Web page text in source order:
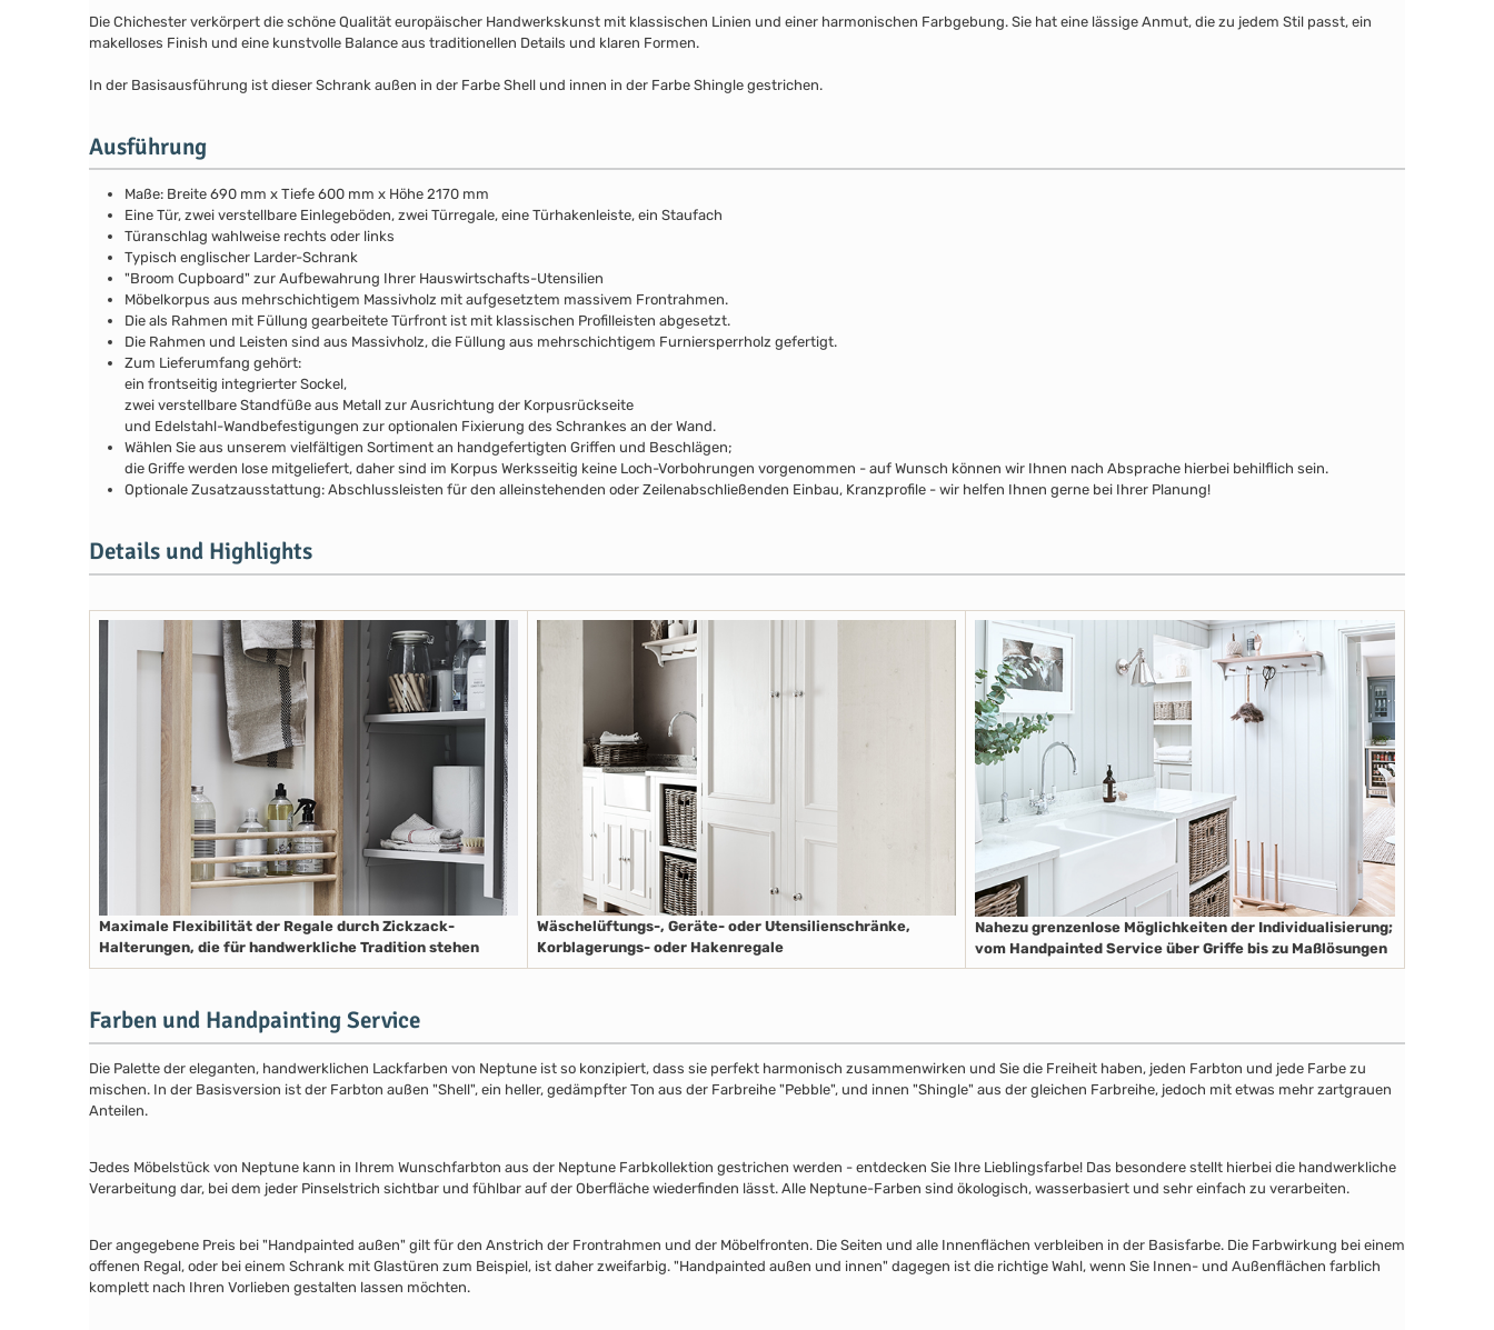
Die Chichester verkörpert die schöne Qualität europäischer Handwerkskunst mit klassischen Linien und einer harmonischen Farbgebung. Sie hat eine lässige Anmut, die zu jedem Stil passt, ein
makelloses Finish und eine kunstvolle Balance aus traditionellen Details und klaren Formen.
In der Basisausführung ist dieser Schrank außen in der Farbe Shell und innen in der Farbe Shingle gestrichen.
Ausführung
Maße: Breite 690 mm x Tiefe 600 mm x Höhe 2170 mm
Eine Tür, zwei verstellbare Einlegeböden, zwei Türregale, eine Türhakenleiste, ein Staufach
Türanschlag wahlweise rechts oder links
Typisch englischer Larder-Schrank
"Broom Cupboard" zur Aufbewahrung Ihrer Hauswirtschafts-Utensilien
Möbelkorpus aus mehrschichtigem Massivholz mit aufgesetztem massivem Frontrahmen.
Die als Rahmen mit Füllung gearbeitete Türfront ist mit klassischen Profilleisten abgesetzt.
Die Rahmen und Leisten sind aus Massivholz, die Füllung aus mehrschichtigem Furniersperrholz gefertigt.
Zum Lieferumfang gehört:
ein frontseitig integrierter Sockel,
zwei verstellbare Standfüße aus Metall zur Ausrichtung der Korpusrückseite
und Edelstahl-Wandbefestigungen zur optionalen Fixierung des Schrankes an der Wand.
Wählen Sie aus unserem vielfältigen Sortiment an handgefertigten Griffen und Beschlägen;
die Griffe werden lose mitgeliefert, daher sind im Korpus Werksseitig keine Loch-Vorbohrungen vorgenommen - auf Wunsch können wir Ihnen nach Absprache hierbei behilflich sein.
Optionale Zusatzausstattung: Abschlussleisten für den alleinstehenden oder Zeilenabschließenden Einbau, Kranzprofile - wir helfen Ihnen gerne bei Ihrer Planung!
Details und Highlights
Maximale Flexibilität der Regale durch Zickzack-
Halterungen, die für handwerkliche Tradition stehen
Wäschelüftungs-, Geräte- oder Utensilienschränke,
Korblagerungs- oder Hakenregale
Nahezu grenzenlose Möglichkeiten der Individualisierung;
vom Handpainted Service über Griffe bis zu Maßlösungen
Farben und Handpainting Service
Die Palette der eleganten, handwerklichen Lackfarben von Neptune ist so konzipiert, dass sie perfekt harmonisch zusammenwirken und Sie die Freiheit haben, jeden Farbton und jede Farbe zu
mischen. In der Basisversion ist der Farbton außen "Shell", ein heller, gedämpfter Ton aus der Farbreihe "Pebble", und innen "Shingle" aus der gleichen Farbreihe, jedoch mit etwas mehr zartgrauen
Anteilen.
Jedes Möbelstück von Neptune kann in Ihrem Wunschfarbton aus der Neptune Farbkollektion gestrichen werden - entdecken Sie Ihre Lieblingsfarbe! Das besondere stellt hierbei die handwerkliche
Verarbeitung dar, bei dem jeder Pinselstrich sichtbar und fühlbar auf der Oberfläche wiederfinden lässt. Alle Neptune-Farben sind ökologisch, wasserbasiert und sehr einfach zu verarbeiten.
Der angegebene Preis bei "Handpainted außen" gilt für den Anstrich der Frontrahmen und der Möbelfronten. Die Seiten und alle Innenflächen verbleiben in der Basisfarbe. Die Farbwirkung bei einem
offenen Regal, oder bei einem Schrank mit Glastüren zum Beispiel, ist daher zweifarbig. "Handpainted außen und innen" dagegen ist die richtige Wahl, wenn Sie Innen- und Außenflächen farblich
komplett nach Ihren Vorlieben gestalten lassen möchten.